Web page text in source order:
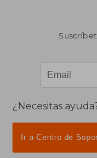
¿Necesitas
Ir a Centro de